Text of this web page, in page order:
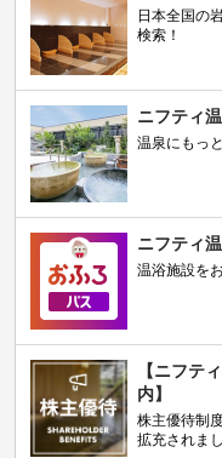
日本全国の
検索！
ニフティ
温泉にもっ
ニフティ
温浴施設を
【ニフテ
内】
株主優待制
拡充されま